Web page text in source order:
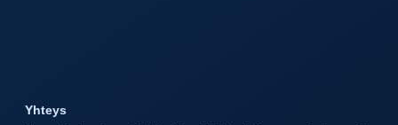
Yhteys